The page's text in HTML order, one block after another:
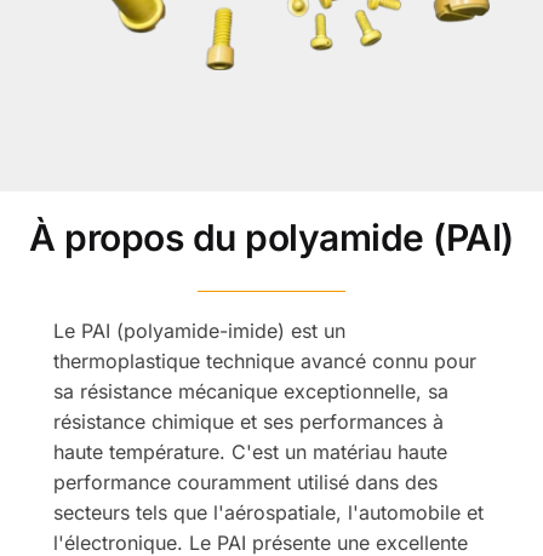
À propos du polyamide (PAI)
Le PAI (polyamide-imide) est un
thermoplastique technique avancé connu pour
sa résistance mécanique exceptionnelle, sa
résistance chimique et ses performances à
haute température. C'est un matériau haute
performance couramment utilisé dans des
secteurs tels que l'aérospatiale, l'automobile et
l'électronique. Le PAI présente une excellente